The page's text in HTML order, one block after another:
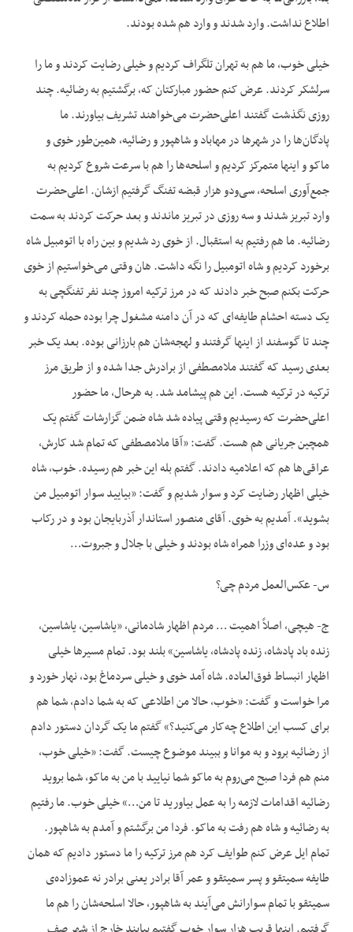
اطلاع نداشت. وارد شدند و وارد هم شده بودند.
خیلی خوب، ما هم به تهران تلگراف کردیم و خیلی رضایت کردند و ما را
سرلشکر کردند. عرض کنم حضور مبارکتان که، برگشتیم به رضائیه. چند
روزی نگذشت گفتند اعلی‌حضرت می‌خواهند تشریف بیاورند. ما
پادگان‌ها را در شهرها در مهاباد و شاهپور و رضائیه، همین‌طور خوی و
ماکو و اینها متمرکز کردیم و اسلحه‌ها را هم با سرعت شروع کردیم به
جمع‌آوری اسلحه، سی‌ودو هزار قبضه تفنگ گرفتیم ازشان. اعلی‌حضرت
وارد تبریز شدند و سه روزی در تبریز ماندند و بعد حرکت کردند به سمت
رضائیه. ما هم رفتیم به استقبال. از خوی رد شدیم و بین راه با اتومبیل شاه
برخورد کردیم و شاه اتومبیل را نگه داشت. هان وقتی می‌خواستیم از خوی
حرکت بکنم صبح خبر دادند که در مرز ترکیه امروز چند نفر تفنگچی به
یک دسته احشام طایفه‌ای که در آن دامنه مشغول چرا بوده حمله کردند و
چند تا گوسفند از اینها گرفتند و لهجه‌شان هم بارزانی بوده. بعد یک خبر
بعدی رسید که گفتند ملامصطفی از برادرش جدا شده و از طریق مرز
ترکیه در ترکیه هست. این هم پیشامد شد. به هرحال، ما حضور
اعلی‌حضرت که رسیدیم وقتی پیاده شد شاه ضمن گزارشات گفتم یک
همچین جریانی هم هست. گفت: «آقا ملامصطفی که تمام شد کارش،
عراقی‌ها هم که اعلامیه دادند. گفتم بله این خبر هم رسیده. خوب، شاه
خیلی اظهار رضایت کرد و سوار شدیم و گفت: «بیایید سوار اتومبیل من
بشوید». آمدیم به خوی. آقای منصور استاندار آذربایجان بود و در رکاب
بود و عده‌ای وزرا همراه شاه بودند و خیلی با جلال و جبروت…
س- عکس‌العمل مردم چی؟
ج- هیچی، اصلاً اهمیت … مردم اظهار شادمانی، «یاشاسین، یاشاسین،
زنده باد پادشاه، زنده پادشاه، یاشاسین» بلند بود. تمام مسیرها خیلی
اظهار انبساط فوق‌العاده. شاه آمد خوی و خیلی سردماغ بود، نهار خورد و
مرا خواست و گفت: «خوب، حالا من اطلاعی که به شما دادم، شما هم
برای کسب این اطلاع چه‌کار می‌کنید؟» گفتم ما یک گردان دستور دادم
از رضائیه برود و به موانا و ببیند موضوع چیست. گفت: «خیلی خوب،
منم هم فردا صبح می‌روم به ماکو شما نیایید با من به ماکو، شما بروید
رضائیه اقدامات لازمه را به عمل بیاورید تا من…» خیلی خوب. ما رفتیم
به رضائیه و شاه هم رفت به ماکو. فردا من برگشتم و آمدم به شاهپور.
تمام ایل عرض کنم طوایف کرد هم مرز ترکیه را ما دستور دادیم که همان
طایفه سمیتقو و پسر سمیتقو و عمر آقا برادر یعنی برادر نه عموزاده‌ی
سمیتقو با تمام سوارانش می‌آیند به شاهپور، حالا اسلحه‌شان را هم ما